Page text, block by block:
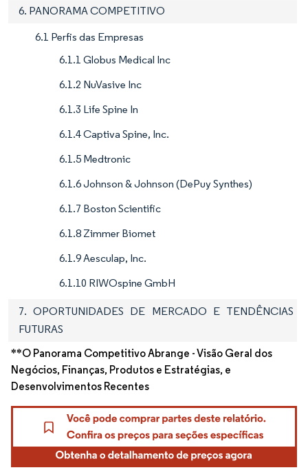
6. PANORAMA COMPETITIVO
6.1 Perfis das Empresas
6.1.1 Globus Medical Inc
6.1.2 NuVasive Inc
6.1.3 Life Spine In
6.1.4 Captiva Spine, Inc.
6.1.5 Medtronic
6.1.6 Johnson & Johnson (DePuy Synthes)
6.1.7 Boston Scientific
6.1.8 Zimmer Biomet
6.1.9 Aesculap, Inc.
6.1.10 RIWOspine GmbH
7. OPORTUNIDADES DE MERCADO E TENDÊNCIAS
FUTURAS
**O Panorama Competitivo Abrange - Visão Geral dos
Negócios, Finanças, Produtos e Estratégias, e
Desenvolvimentos Recentes